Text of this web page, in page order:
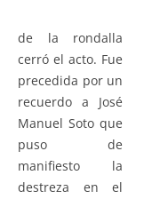
de la rondalla
cerró el acto. Fue
precedida por un
recuerdo a José
Manuel Soto que
puso de
manifiesto la
destreza en el